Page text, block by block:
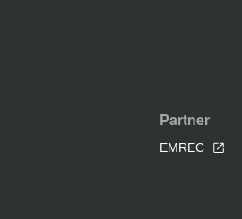
Partner
EMREC